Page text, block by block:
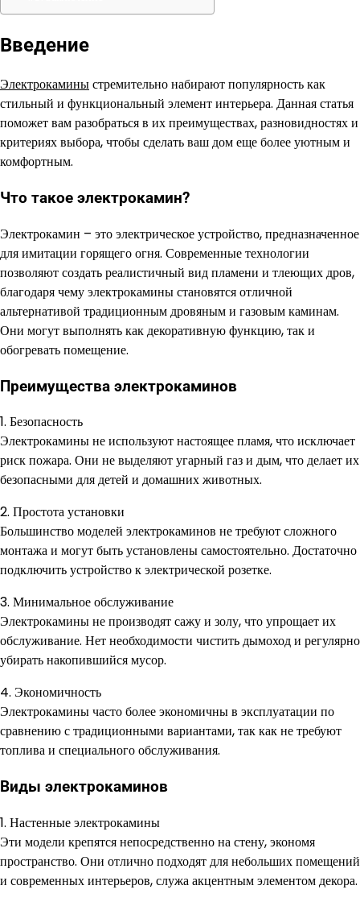
Введение
Электрокаминыстремительно набирают популярность как
стильный и функциональный элемент интерьера. Данная статья
поможет вам разобраться в их преимуществах, разновидностях и
критериях выбора, чтобы сделать ваш дом еще более уютным и
комфортным.
Что такое электрокамин?
Электрокамин – это электрическое устройство, предназначенное
для имитации горящего огня. Современные технологии
позволяют создать реалистичный вид пламени и тлеющих дров,
благодаря чему электрокамины становятся отличной
альтернативой традиционным дровяным и газовым каминам.
Они могут выполнять как декоративную функцию, так и
обогревать помещение.
Преимущества электрокаминов
1. Безопасность
Электрокамины не используют настоящее пламя, что исключает
риск пожара. Они не выделяют угарный газ и дым, что делает их
безопасными для детей и домашних животных.
2. Простота установки
Большинство моделей электрокаминов не требуют сложного
монтажа и могут быть установлены самостоятельно. Достаточно
подключить устройство к электрической розетке.
3. Минимальное обслуживание
Электрокамины не производят сажу и золу, что упрощает их
обслуживание. Нет необходимости чистить дымоход и регулярно
убирать накопившийся мусор.
4. Экономичность
Электрокамины часто более экономичны в эксплуатации по
сравнению с традиционными вариантами, так как не требуют
топлива и специального обслуживания.
Виды электрокаминов
1. Настенные электрокамины
Эти модели крепятся непосредственно на стену, экономя
пространство. Они отлично подходят для небольших помещений
и современных интерьеров, служа акцентным элементом декора.